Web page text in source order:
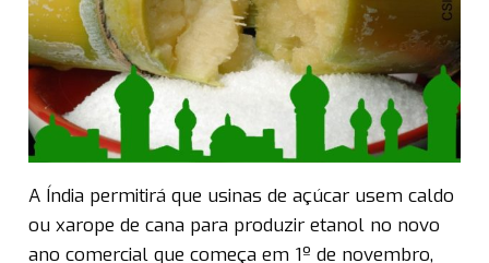
A Índia permitirá que usinas de açúcar usem caldo
ou xarope de cana para produzir etanol no novo
ano comercial que começa em 1º de novembro,